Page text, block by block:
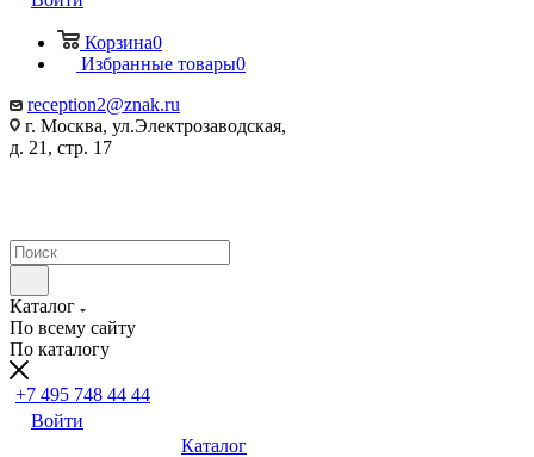
Корзина0
Избранные товары0
reception2@znak.ru
г. Москва, ул.Электрозаводская,
д. 21, стр. 17
Каталог
По всему сайту
По каталогу
+7 495 748 44 44
Войти
Каталог